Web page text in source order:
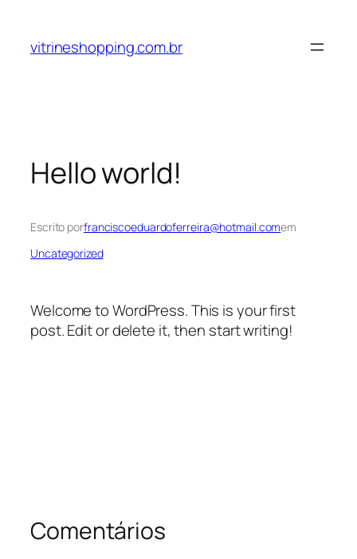
vitrineshopping.com.br
Hello world!
Escrito porfranciscoeduardoferreira@hotmail.comem
Uncategorized
Welcome to WordPress. This is your first
post. Edit or delete it, then start writing!
Comentários